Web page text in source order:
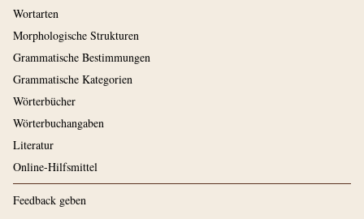
Wortarten
Morphologische Strukturen
Grammatische Bestimmungen
Grammatische Kategorien
Wörterbücher
Wörterbuchangaben
Literatur
Online-Hilfsmittel
Feedback geben